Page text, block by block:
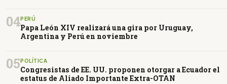
04PERÚ
Papa León XIV realizará una gira por Uruguay,
Argentina y Perú en noviembre
05 POLÍTICA
Congresistas de EE. UU. proponen otorgar a Ecuador el
estatus de Aliado Importante Extra-OTAN